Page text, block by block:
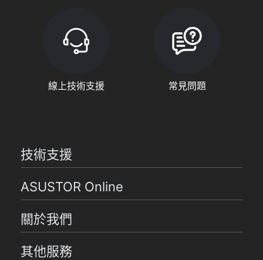
線上技術支援 常見問題
技術支援
ASUSTOR Online
關於我們
其他服務